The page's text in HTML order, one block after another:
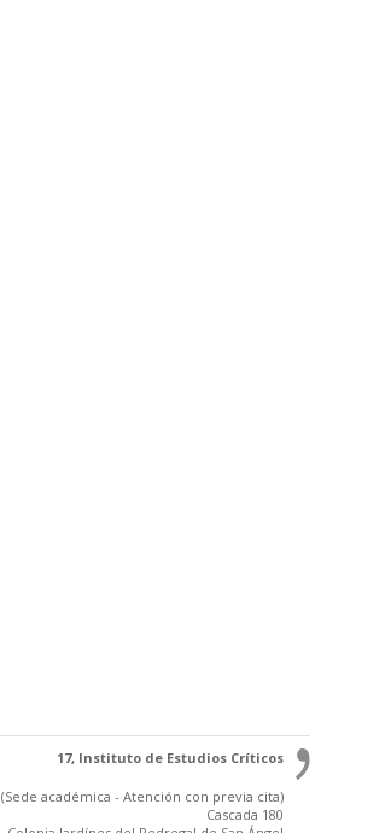
17, Instituto de Estudios Críticos
(Sede académica - Atención con previa cita)
Cascada 180